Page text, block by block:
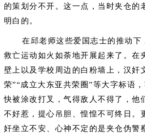
的策划分不开。这一点，当时夹仓的
明白的。
在邱老师这些爱国志士的推动下
救亡运动如火如荼地开展起来了。在
壁上以及学校周边的白粉墙上，汉奸
荣”“成立大东亚共荣圈”等大字标语
快被涂改打叉，气得敌人不得了，他
不好惹，提心吊胆、惶惶不可终日。
奸坐立不安、心神不定的是夹仓伪警